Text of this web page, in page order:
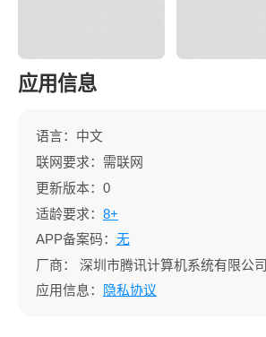
应用信息
语言：中文
联网要求：需联网
更新版本：0
适龄要求： 8+
APP备案码： 无
厂商：
深圳市腾讯计算机系统有限公司
应用信息：
隐私协议